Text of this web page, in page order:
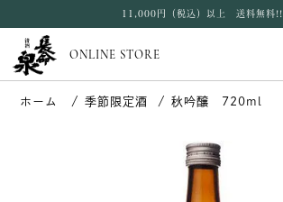
11,000円（税込）以上 送料無料!!
ONLINE STORE
季節限定酒 秋吟醸 720ml